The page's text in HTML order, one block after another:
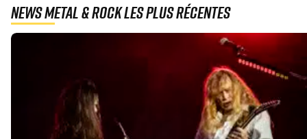
News Metal & Rock les plus récentes